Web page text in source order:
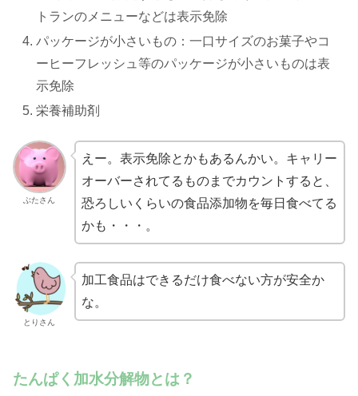
トランのメニューなどは表示免除
パッケージが小さいもの：一口サイズのお菓子やコ
ーヒーフレッシュ等のパッケージが小さいものは表
示免除
栄養補助剤
ぶたさん
えー。表示免除とかもあるんかい。キャリー
オーバーされてるものまでカウントすると、
恐ろしいくらいの食品添加物を毎日食べてる
かも・・・。
とりさん
加工食品はできるだけ食べない方が安全か
な。
たんぱく加水分解物とは？